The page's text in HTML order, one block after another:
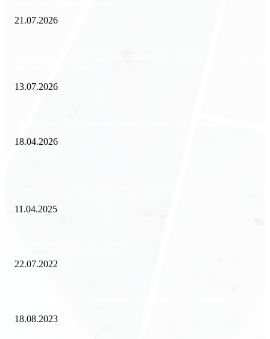
21.07.2026
13.07.2026
18.04.2026
11.04.2025
22.07.2022
18.08.2023